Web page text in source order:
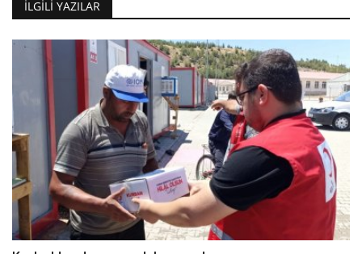
İLGILI YAZILAR